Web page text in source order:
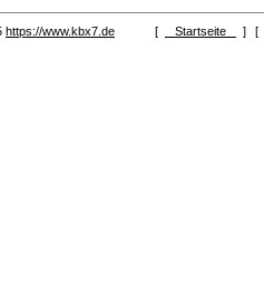
https://www.kbx7.de [ Startseite ] [